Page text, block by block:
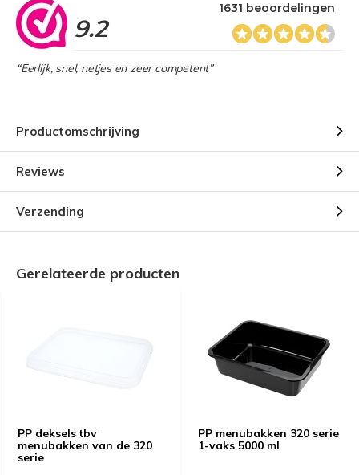
9.2
1631 beoordelingen
“Eerlijk, snel, netjes en zeer competent”
Productomschrijving
Reviews
Verzending
Gerelateerde producten
PP deksels tbv
menubakken van de 320
serie
PP menubakken 320 serie
1-vaks 5000 ml